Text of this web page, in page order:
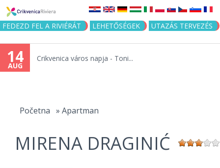
Jump to navigation
FEDEZD FEL A RIVIÉRÁT LEHETŐSÉGEK UTAZÁS TERVEZÉS
14
AUG
Crikvenica város napja - Toni...
Početna » Apartman
MIRENA DRAGINIĆ